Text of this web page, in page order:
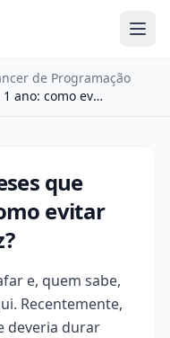
de Programação
Projeto de 3 meses que durou 1 ano: como evitar …
que
evitar
e, quem sabe,
Recentemente,
deveria durar